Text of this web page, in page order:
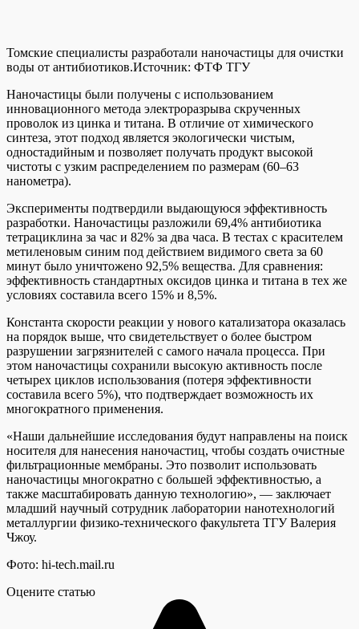
Томские специалисты разработали наночастицы для очистки
воды от антибиотиков.Источник: ФТФ ТГУ
Наночастицы были получены с использованием
инновационного метода электроразрыва скрученных
проволок из цинка и титана. В отличие от химического
синтеза, этот подход является экологически чистым,
одностадийным и позволяет получать продукт высокой
чистоты с узким распределением по размерам (60–63
нанометра).
Эксперименты подтвердили выдающуюся эффективность
разработки. Наночастицы разложили 69,4% антибиотика
тетрациклина за час и 82% за два часа. В тестах с красителем
метиленовым синим под действием видимого света за 60
минут было уничтожено 92,5% вещества. Для сравнения:
эффективность стандартных оксидов цинка и титана в тех же
условиях составила всего 15% и 8,5%.
Константа скорости реакции у нового катализатора оказалась
на порядок выше, что свидетельствует о более быстром
разрушении загрязнителей с самого начала процесса. При
этом наночастицы сохранили высокую активность после
четырех циклов использования (потеря эффективности
составила всего 5%), что подтверждает возможность их
многократного применения.
«Наши дальнейшие исследования будут направлены на поиск
носителя для нанесения наночастиц, чтобы создать очистные
фильтрационные мембраны. Это позволит использовать
наночастицы многократно с большей эффективностью, а
также масштабировать данную технологию», — заключает
младший научный сотрудник лаборатории нанотехнологий
металлургии физико-технического факультета ТГУ Валерия
Чжоу.
Фото: hi-tech.mail.ru
Оцените статью